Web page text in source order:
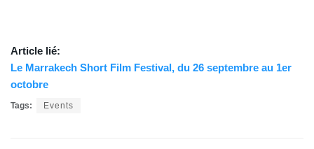
Article lié:
Le Marrakech Short Film Festival, du 26 septembre au 1er
octobre
Tags: Events